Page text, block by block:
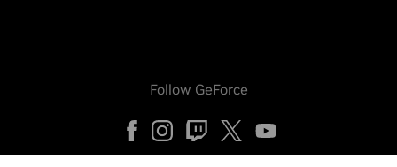
Follow GeForce